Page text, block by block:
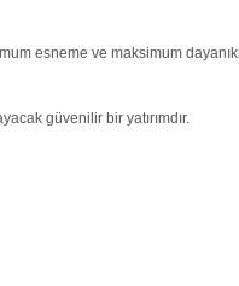
esneme ve maksimum
güvenilir bir yatırımdır.